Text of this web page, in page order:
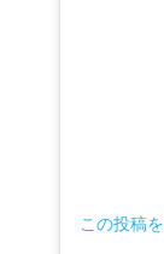
この投稿